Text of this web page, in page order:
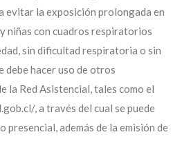
evitar la exposición prolongada en
niñas con cuadros respiratorios
sin dificultad respiratoria o sin
debe hacer uso de otros
la Red Asistencial, tales como el
, a través del cual se puede
además de la emisión de